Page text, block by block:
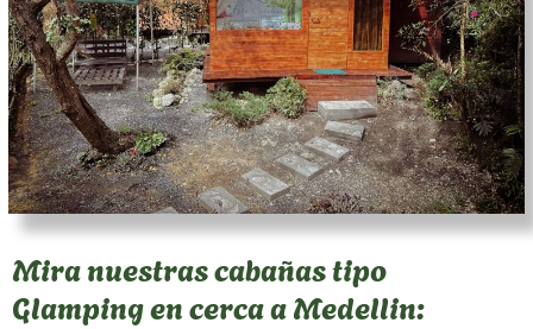
Mira nuestras cabañas tipo
Glamping en cerca a Medellin: